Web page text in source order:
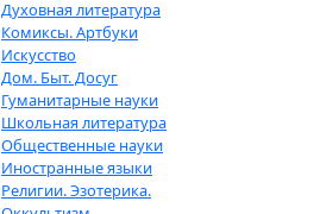
Духовная литература
Комиксы. Артбуки
Искусство
Дом. Быт. Досуг
Гуманитарные науки
Школьная литература
Общественные науки
Иностранные языки
Религии. Эзотерика.